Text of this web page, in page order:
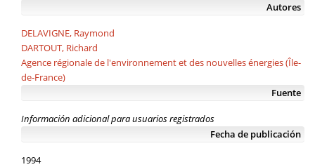
Autores
DELAVIGNE, Raymond
DARTOUT, Richard
Agence régionale de l'environnement et des nouvelles énergies (Île-
de-France)
Fuente
Información adicional para usuarios registrados
Fecha de publicación
1994